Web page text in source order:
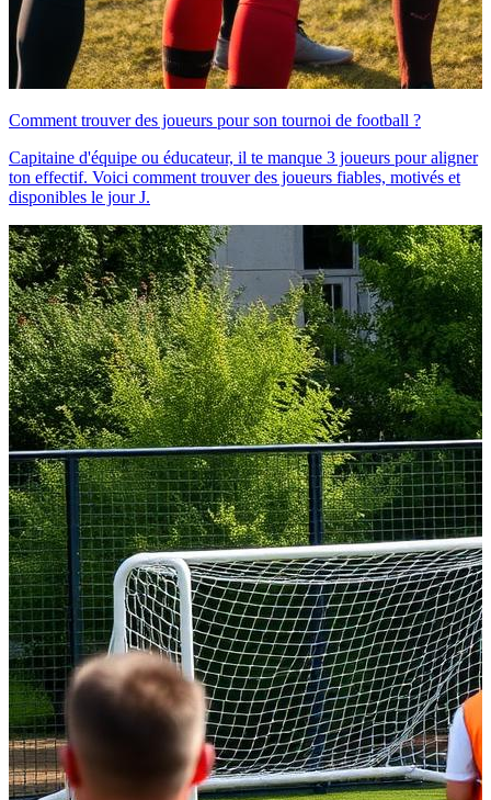
Comment trouver des joueurs pour son tournoi de football ?
Capitaine d'équipe ou éducateur, il te manque 3 joueurs pour aligner
ton effectif. Voici comment trouver des joueurs fiables, motivés et
disponibles le jour J.